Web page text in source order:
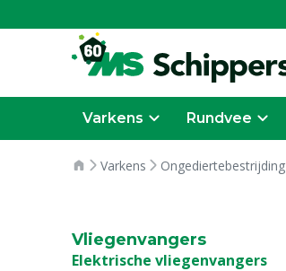
Varkens Rundvee
Varkens Ongediertebestrijding
Vliegenvangers
Elektrische vliegenvangers